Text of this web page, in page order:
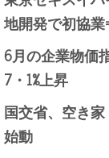
地開発で初協
6月の企業物価
7・1%上昇
国交省、空き
始動